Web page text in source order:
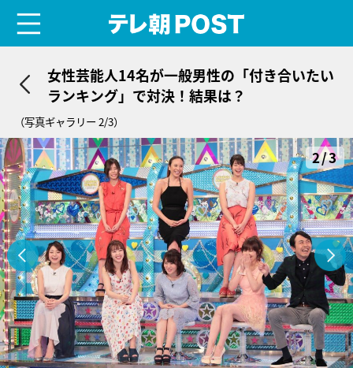
女性芸能人14名が一般男性の「付き合いたい
ランキング」で対決！結果は？
（写真ギャラリー 2/3）
2/3